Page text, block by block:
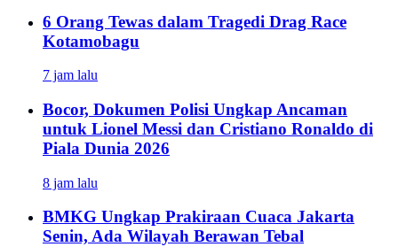
6 Orang Tewas dalam Tragedi Drag Race
Kotamobagu
7 jam lalu
Bocor, Dokumen Polisi Ungkap Ancaman
untuk Lionel Messi dan Cristiano Ronaldo di
Piala Dunia 2026
8 jam lalu
BMKG Ungkap Prakiraan Cuaca Jakarta
Senin, Ada Wilayah Berawan Tebal